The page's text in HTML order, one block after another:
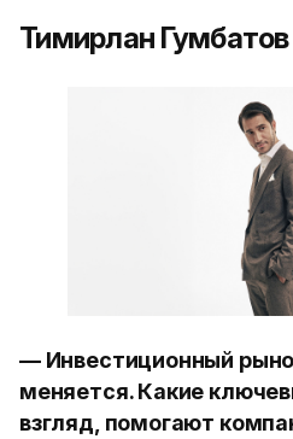
Тимирлан
— Инвестиционный
меняется. Какие
взгляд, помогают